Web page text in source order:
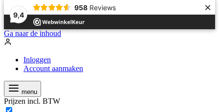
9,4
958 Reviews ×
Ga naar de inhoud
Inloggen
Account aanmaken
menu
Prijzen incl. BTW